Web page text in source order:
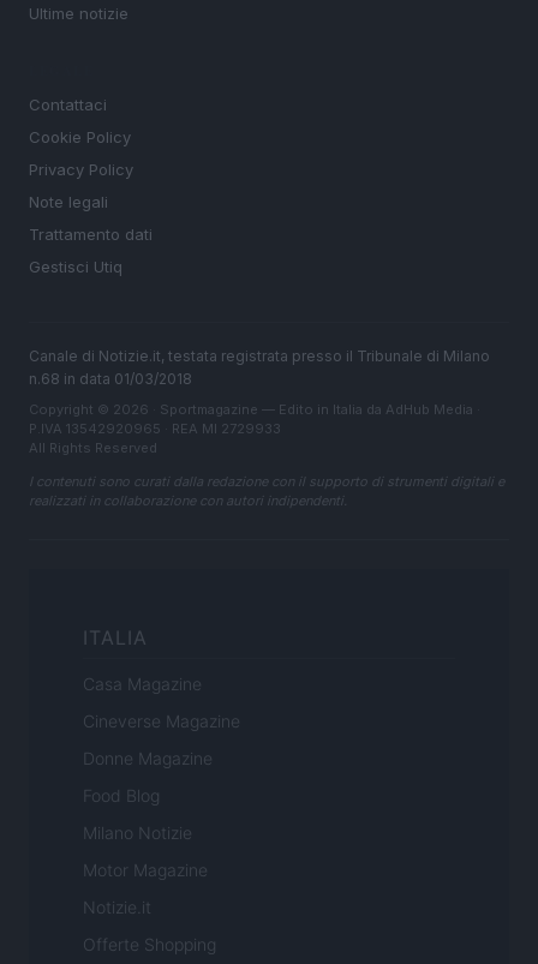
Ultime notizie
Contattaci
Cookie Policy
Privacy Policy
Note legali
Trattamento dati
Gestisci Utiq
Canale di Notizie.it, testata registrata presso il Tribunale di Milano
n.68 in data 01/03/2018
Copyright © 2026 · Sportmagazine — Edito in Italia da AdHub Media
P.IVA 13542920965 · REA MI 2729933
All Rights Reserved
I contenuti sono curati dalla redazione con il supporto di strumenti digitali e
realizzati in collaborazione con autori indipendenti.
ITALIA
Casa Magazine
Cineverse Magazine
Donne Magazine
Food Blog
Milano Notizie
Motor Magazine
Notizie.it
Offerte Shopping